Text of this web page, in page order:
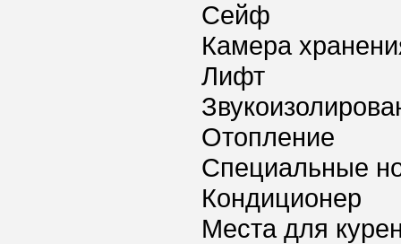
Сейф
Камера
Лифт
Отопление
Специальные
Кондиционер
Места для